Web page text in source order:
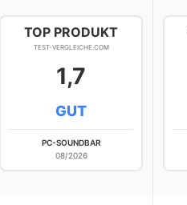
TOP PRODUKT
TEST-VERGLEICHE.COM
1,7
GUT
PC-SOUNDBAR
08/2026